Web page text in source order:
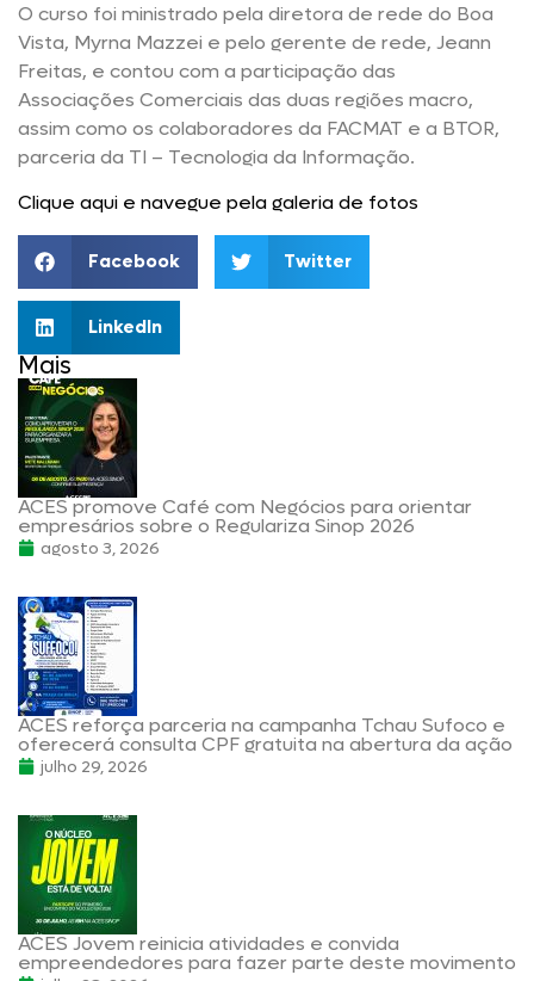
O curso foi ministrado pela diretora de rede do Boa
Vista, Myrna Mazzei e pelo gerente de rede, Jeann
Freitas, e contou com a participação das
Associações Comerciais das duas regiões macro,
assim como os colaboradores da FACMAT e a BTOR,
parceria da TI – Tecnologia da Informação.
Clique aqui e navegue pela galeria de fotos
Facebook Twitter
LinkedIn
Mais
ACES promove Café com Negócios para orientar
empresários sobre o Regulariza Sinop 2026
agosto 3, 2026
ACES reforça parceria na campanha Tchau Sufoco e
oferecerá consulta CPF gratuita na abertura da ação
julho 29, 2026
ACES Jovem reinicia atividades e convida
empreendedores para fazer parte deste movimento